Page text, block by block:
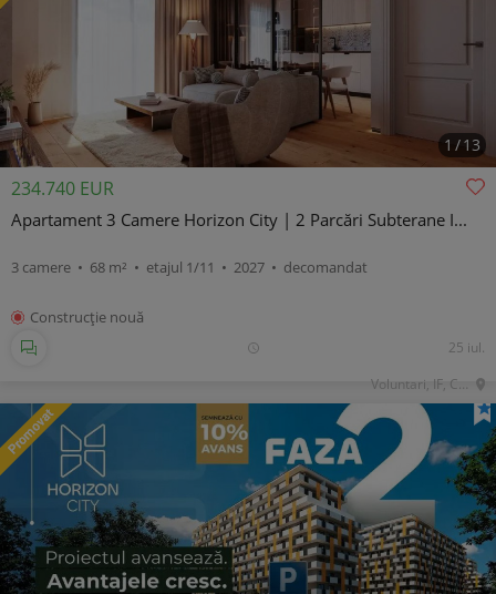
1 /13
234.740 EUR
Apartament 3 Camere Horizon City | 2 Parcări Subterane I...
3 camere • 68 m² • etajul 1/11 • 2027 • decomandat
Construcţie nouă
25 iul.
Voluntari, IF, Central